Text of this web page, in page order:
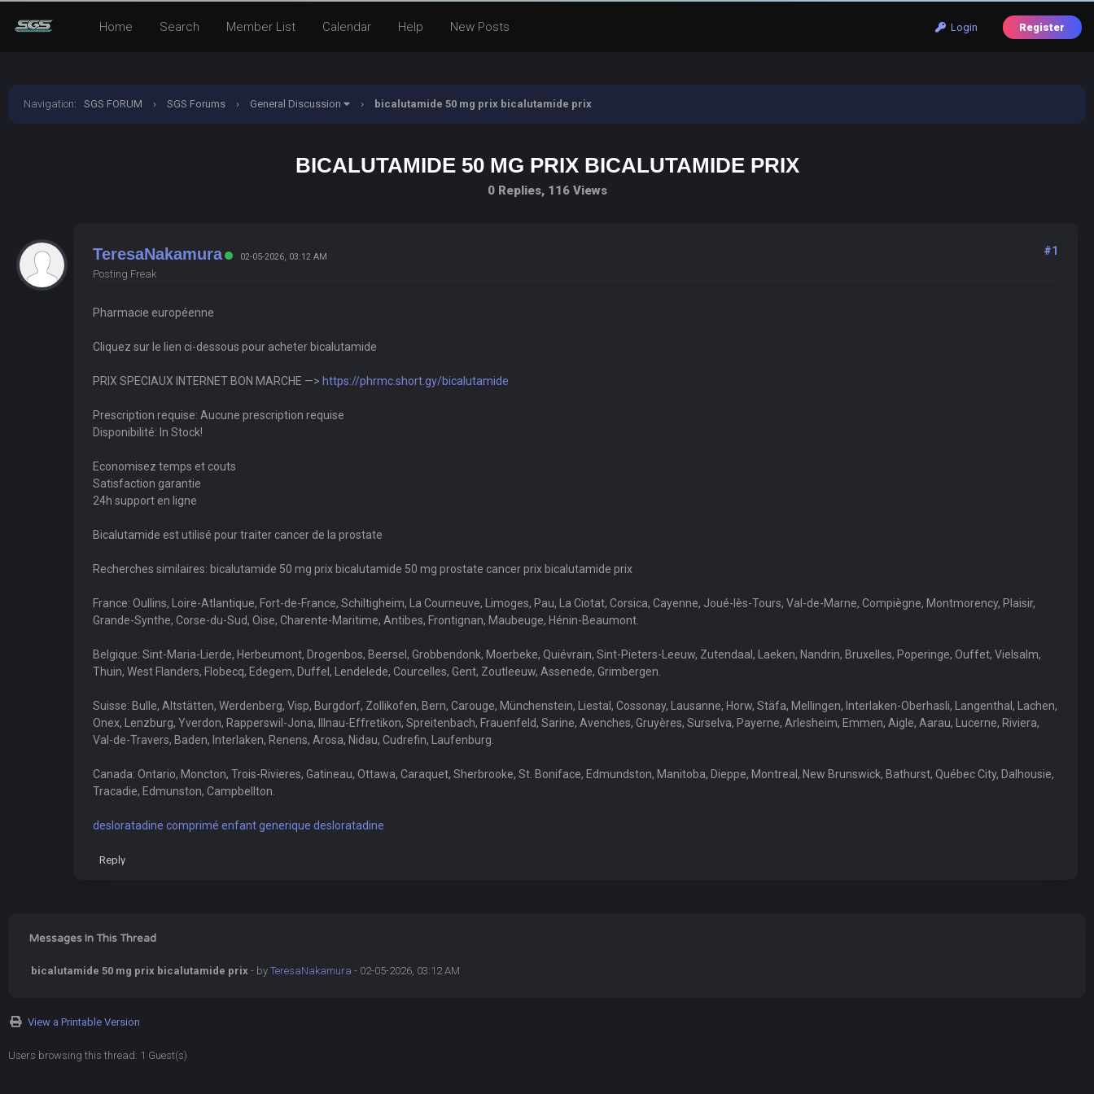
Login Register
Home Search Member List Calendar Help New Posts
Navigation: SGS FORUM › SGS Forums › General Discussion › bicalutamide 50 mg prix bicalutamide prix
BICALUTAMIDE 50 MG PRIX BICALUTAMIDE PRIX
0 Replies, 116 Views
TeresaNakamura 02-05-2026, 03:12 AM
Posting Freak
#1
Pharmacie européenne
Cliquez sur le lien ci-dessous pour acheter bicalutamide
PRIX SPECIAUX INTERNET BON MARCHE —> https://phrmc.short.gy/bicalutamide
Prescription requise: Aucune prescription requise
Disponibilité: In Stock!
Economisez temps et couts
Satisfaction garantie
24h support en ligne
Bicalutamide est utilisé pour traiter cancer de la prostate
Recherches similaires: bicalutamide 50 mg prix bicalutamide 50 mg prostate cancer prix bicalutamide prix
France: Oullins, Loire-Atlantique, Fort-de-France, Schiltigheim, La Courneuve, Limoges, Pau, La Ciotat, Corsica, Cayenne, Joué-lès-Tours, Val-de-Marne, Compiègne, Montmorency, Plaisir,
Grande-Synthe, Corse-du-Sud, Oise, Charente-Maritime, Antibes, Frontignan, Maubeuge, Hénin-Beaumont.
Belgique: Sint-Maria-Lierde, Herbeumont, Drogenbos, Beersel, Grobbendonk, Moerbeke, Quiévrain, Sint-Pieters-Leeuw, Zutendaal, Laeken, Nandrin, Bruxelles, Poperinge, Ouffet, Vielsalm,
Thuin, West Flanders, Flobecq, Edegem, Duffel, Lendelede, Courcelles, Gent, Zoutleeuw, Assenede, Grimbergen.
Suisse: Bulle, Altstätten, Werdenberg, Visp, Burgdorf, Zollikofen, Bern, Carouge, Münchenstein, Liestal, Cossonay, Lausanne, Horw, Stäfa, Mellingen, Interlaken-Oberhasli, Langenthal, Lachen,
Onex, Lenzburg, Yverdon, Rapperswil-Jona, Illnau-Effretikon, Spreitenbach, Frauenfeld, Sarine, Avenches, Gruyères, Surselva, Payerne, Arlesheim, Emmen, Aigle, Aarau, Lucerne, Riviera,
Val-de-Travers, Baden, Interlaken, Renens, Arosa, Nidau, Cudrefin, Laufenburg.
Canada: Ontario, Moncton, Trois-Rivieres, Gatineau, Ottawa, Caraquet, Sherbrooke, St. Boniface, Edmundston, Manitoba, Dieppe, Montreal, New Brunswick, Bathurst, Québec City, Dalhousie,
Tracadie, Edmunston, Campbellton.
desloratadine comprimé enfant generique desloratadine
Reply
Messages In This Thread
bicalutamide 50 mg prix bicalutamide prix - by TeresaNakamura - 02-05-2026, 03:12 AM
View a Printable Version
Users browsing this thread: 1 Guest(s)